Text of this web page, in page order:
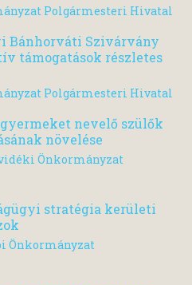
Polgármesteri Hivatal
Bánhorváti Szivárvány
támogatások részletes
Polgármesteri Hivatal
nevelő szülők
növelése
Önkormányzat
stratégia kerületi
Önkormányzat